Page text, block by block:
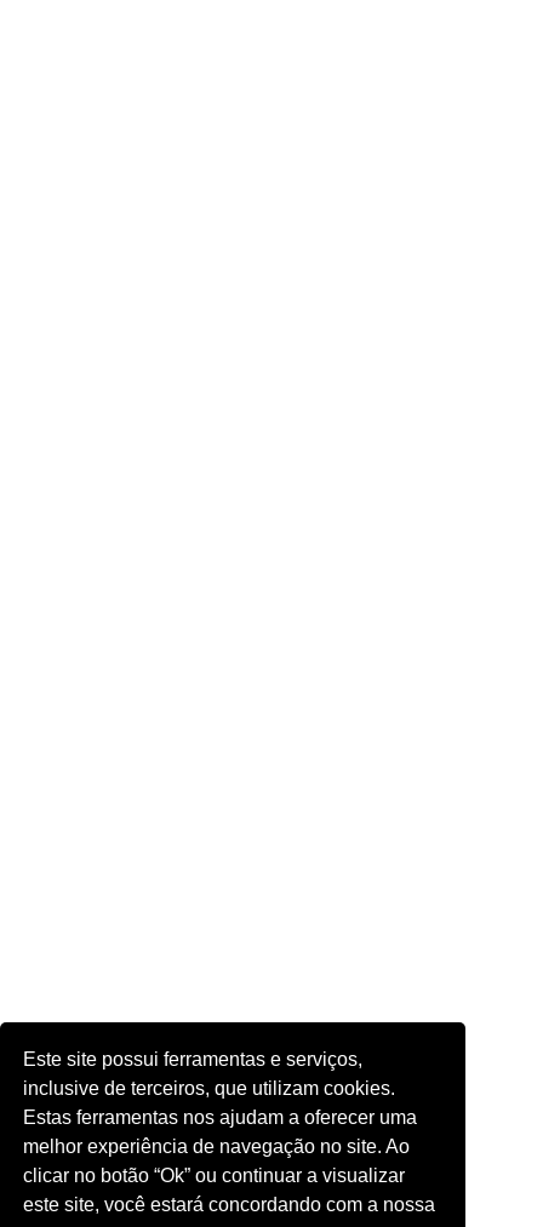
Este site possui ferramentas e serviços,
inclusive de terceiros, que utilizam cookies.
Estas ferramentas nos ajudam a oferecer uma
melhor experiência de navegação no site. Ao
clicar no botão “Ok” ou continuar a visualizar
este site, você estará concordando com a nossa